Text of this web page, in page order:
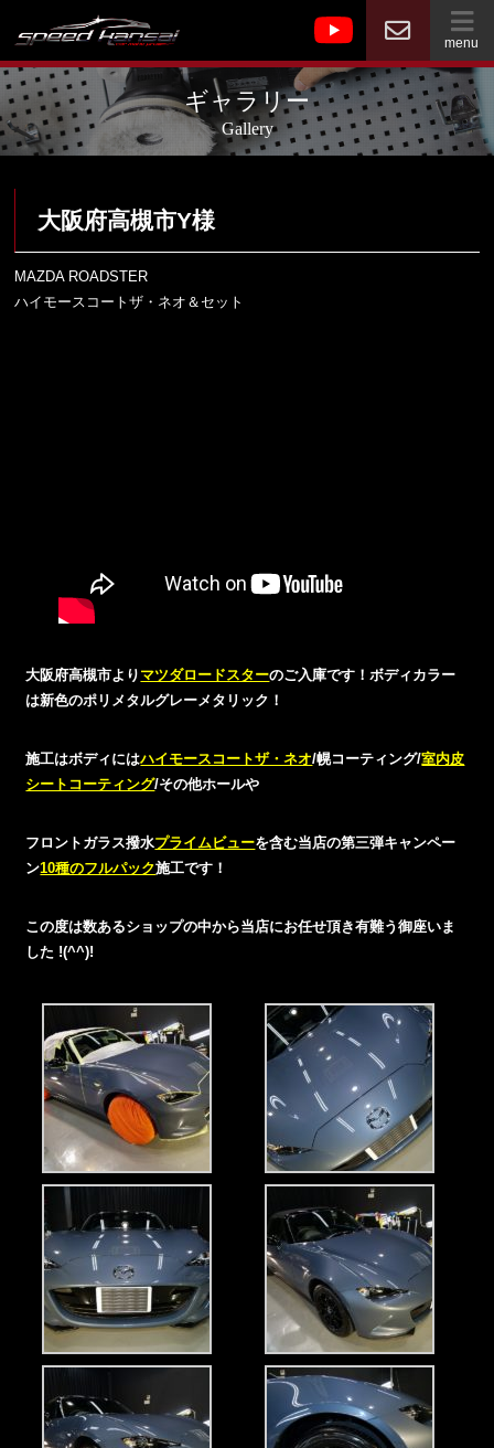
menu
ギャラリー
Gallery
大阪府高槻市Y様
MAZDA ROADSTER
ハイモースコートザ・ネオ＆セット
大阪府高槻市より マツダロードスターのご入庫です！ボディカラー
は新色のポリメタルグレーメタリック！
施工はボディにはハイモースコートザ・ネオ/幌コーティング/室内皮
シートコーティング/その他ホールや
フロントガラス撥水プライムビューを含む当店の第三弾キャンペー
ン10種のフルパック施工です！
この度は数あるショップの中から当店にお任せ頂き有難う御座いま
した !(^^)!